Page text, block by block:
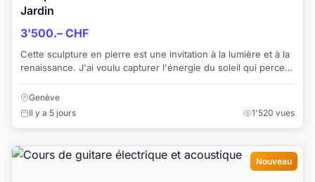
Jardin
3'500.– CHF
Cette sculpture en pierre est une invitation à la lumière et à la
renaissance. J'ai voulu capturer l'énergie du soleil qui perce
Genève
Il y a 5 jours
1'520 vues
Nouveau